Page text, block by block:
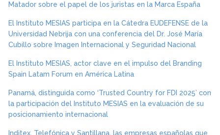
Matador sobre el papel de los juristas en la Marca España
El Instituto MESIAS participa en la Cátedra EUDEFENSE de la
Universidad Nebrija con una conferencia del Dr. José María
Cubillo sobre Imagen Internacional y Seguridad Nacional
El Instituto MESIAS, actor clave en el impulso del Branding
Spain Latam Forum en América Latina
Panamá, distinguida como ‘Trusted Country for FDI 2025’ con
la participación del Instituto MESIAS en la evaluación de su
posicionamiento internacional
Inditex, Telefónica y Santillana, las empresas españolas que